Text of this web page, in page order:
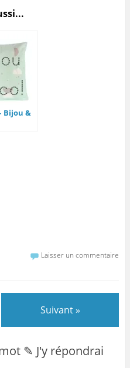
Bijou &
Laisser un commentaire
Suivant »
✎ J'y répondrai